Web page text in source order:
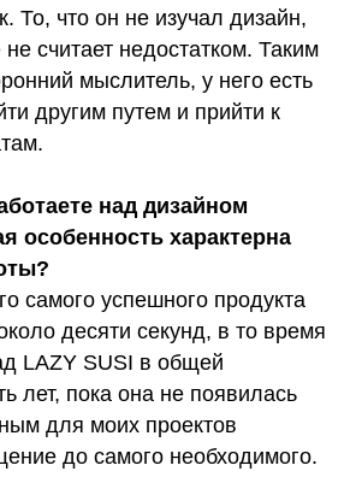
То, что он не изучал дизайн,
считает недостатком. Таким
мыслитель, у него есть
другим путем и прийти к
над дизайном
особенность характерна
самого успешного продукта
десяти секунд, в то время
LAZY SUSI в общей
лет, пока она не появилась
для моих проектов
до самого необходимого.